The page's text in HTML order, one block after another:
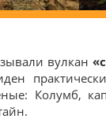
вулкан
Колумб,